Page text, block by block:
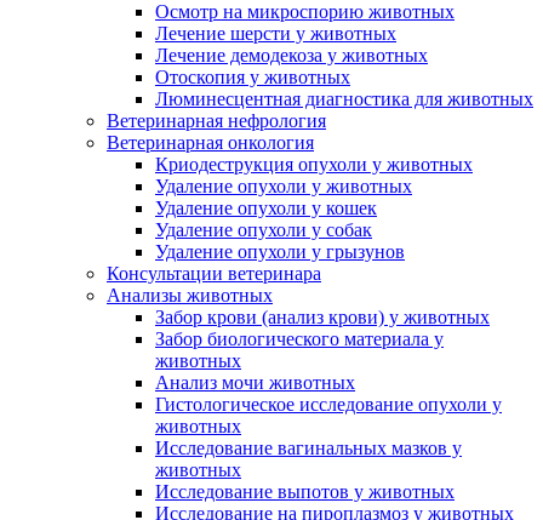
Осмотр на микроспорию животных
Лечение шерсти у животных
Лечение демодекоза у животных
Отоскопия у животных
Люминесцентная диагностика для животных
Ветеринарная нефрология
Ветеринарная онкология
Криодеструкция опухоли у животных
Удаление опухоли у животных
Удаление опухоли у кошек
Удаление опухоли у собак
Удаление опухоли у грызунов
Консультации ветеринара
Анализы животных
Забор крови (анализ крови) у животных
Забор биологического материала у
животных
Анализ мочи животных
Гистологическое исследование опухоли у
животных
Исследование вагинальных мазков у
животных
Исследование выпотов у животных
Исследование на пироплазмоз у животных